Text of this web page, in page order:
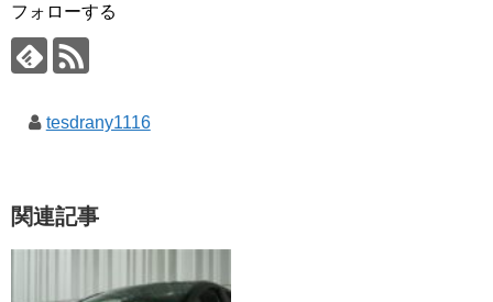
フォローする
tesdrany1116
関連記事